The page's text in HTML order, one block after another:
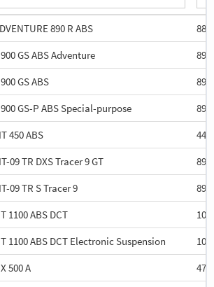
890 R ABS
889
900 GS ABS Adventure
895
GS ABS
895
900 GS-P ABS Special-purpose
895
450 ABS
449
09 TR DXS Tracer 9 GT
890
09 TR S Tracer 9
890
1100 ABS DCT
1100 ABS DCT Electronic Suspension
500 A
471